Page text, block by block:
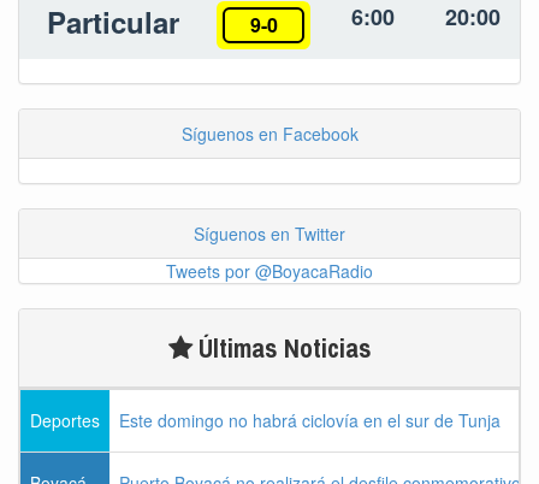
Particular 9-0 6:00 20:00
Síguenos en Facebook
Síguenos en Twitter
Tweets por @BoyacaRadio
Últimas Noticias
Deportes Este domingo no habrá ciclovía en el sur de Tunja